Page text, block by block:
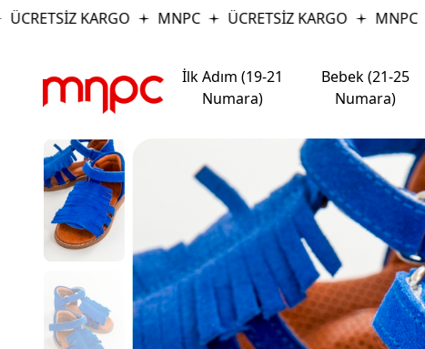
KARGO MNPC ÜCRETSİZ KARGO MNPC
İlk Adım (19-21
Numara)
Bebek (21-25
Numara)